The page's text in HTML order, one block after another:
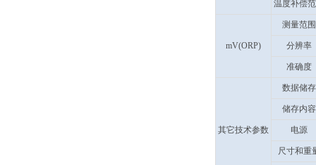
温度补偿
mV(ORP)
测量范围
分辨率
准确度
其它技术参数
数据储存
储存内容
电源
尺寸和重